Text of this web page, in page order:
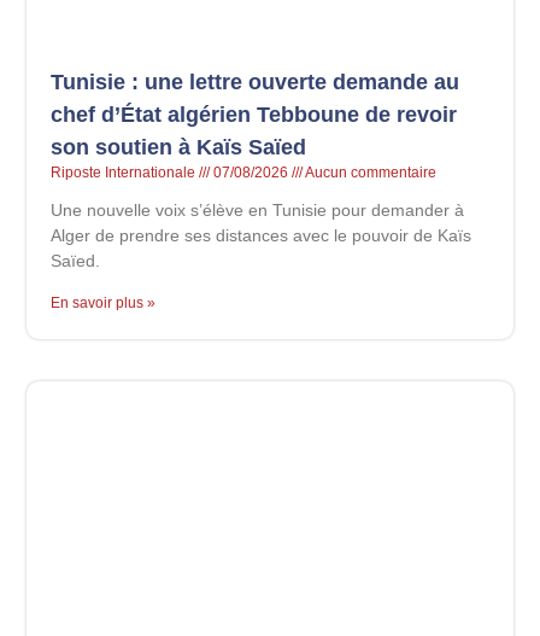
Tunisie : une lettre ouverte demande au
chef d’État algérien Tebboune de revoir
son soutien à Kaïs Saïed
Riposte Internationale 07/08/2026 Aucun commentaire
Une nouvelle voix s’élève en Tunisie pour demander à
Alger de prendre ses distances avec le pouvoir de Kaïs
Saïed.
En savoir plus »